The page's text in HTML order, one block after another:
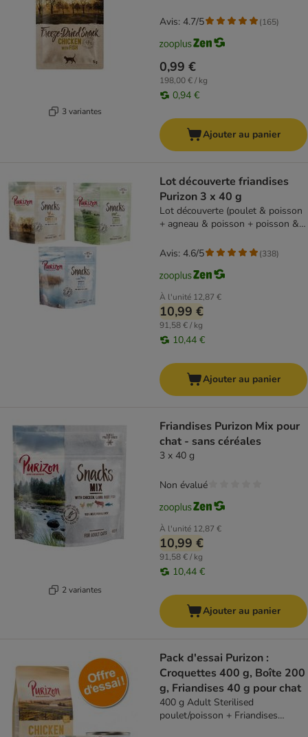
3 variantes
0,99 €
198,00 € / kg
0,94 €
Avis: 4.7/5 (165)
Ajouter au panier
Lot découverte friandises
Purizon 3 x 40 g
Lot découverte (poulet & poisson
+ agneau & poisson + poisson &
À l'unité 12,87 €
10,99 €
91,58 € / kg
10,44 €
Avis: 4.6/5 (338)
Ajouter au panier
2 variantes
Friandises Purizon Mix pour
chat - sans céréales
3 x 40 g
À l'unité 12,87 €
10,99 €
91,58 € / kg
10,44 €
Non évalué
Ajouter au panier
Pack d'essai Purizon :
Croquettes 400 g, Boîte 200
g, Friandises 40 g pour chat
400 g Adult Sterilised
poulet/poisson + Friandises